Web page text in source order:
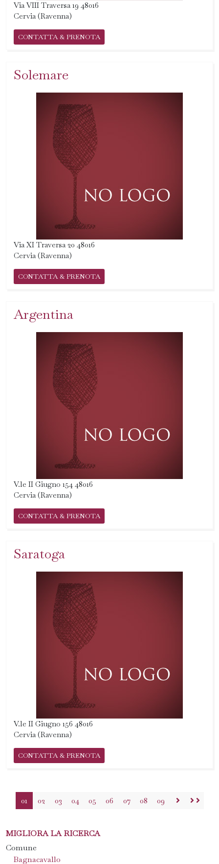
Via VIII Traversa 19 48016
Cervia (Ravenna)
CONTATTA & PRENOTA
Solemare
Via XI Traversa 20 48016
Cervia (Ravenna)
CONTATTA & PRENOTA
Argentina
V.le II Giugno 154 48016
Cervia (Ravenna)
CONTATTA & PRENOTA
Saratoga
V.le II Giugno 156 48016
Cervia (Ravenna)
CONTATTA & PRENOTA
01 02 03 04 05 06 07 08 09
MIGLIORA LA RICERCA
Comune
Bagnacavallo